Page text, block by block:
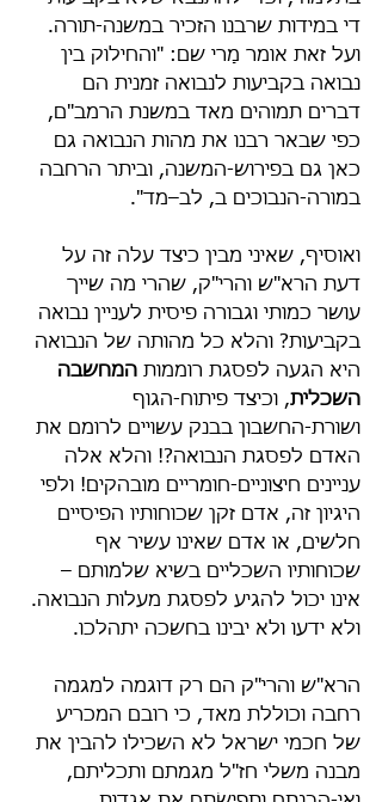
די במידות שרבנו הזכיר במשנה-תורה.
ועל זאת אומר מָרי שם: "והחילוק בין
נבואה בקביעות לנבואה זמנית הם
דברים תמוהים מאד במשנת הרמב"ם,
כפי שבאר רבנו את מהות הנבואה גם
כאן גם בפירוש-המשנה, וביתר הרחבה
במורה-הנבוכים ב, לב–מד".
ואוסיף, שאיני מבין כיצד עלה זה על
דעת הרא"ש והרי"ק, שהרי מה שייך
עושר כמותי וגבורה פיסית לעניין נבואה
בקביעות? והלא כל מהותה של הנבואה
היא הגעה לפסגת רוממות המחשבה
השכלית, וכיצד פיתוח-הגוף
ושורת-החשבון בבנק עשויים לרומם את
האדם לפסגת הנבואה?! והלא אלה
עניינים חיצוניים-חומריים מובהקים! ולפי
היגיון זה, אדם זקן שכוחותיו הפיסיים
חלשים, או אדם שאינו עשיר אף
שכוחותיו השכליים בשיא שלמותם –
אינו יכול להגיע לפסגת מעלות הנבואה.
ולא ידעו ולא יבינו בחשכה יתהלכו.
הרא"ש והרי"ק הם רק דוגמה למגמה
רחבה וכוללת מאד, כי רובם המכריע
של חכמי ישראל לא השכילו להבין את
מבנה משלי חז"ל מגמתם ותכליתם,